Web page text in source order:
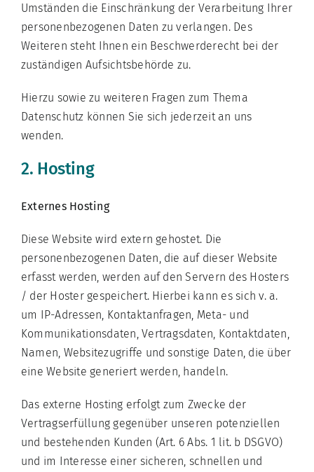
Umständen die Einschränkung der Verarbeitung Ihrer
personenbezogenen Daten zu verlangen. Des
Weiteren steht Ihnen ein Beschwerderecht bei der
zuständigen Aufsichtsbehörde zu.
Hierzu sowie zu weiteren Fragen zum Thema
Datenschutz können Sie sich jederzeit an uns
wenden.
2. Hosting
Externes Hosting
Diese Website wird extern gehostet. Die
personenbezogenen Daten, die auf dieser Website
erfasst werden, werden auf den Servern des Hosters
/ der Hoster gespeichert. Hierbei kann es sich v. a.
um IP-Adressen, Kontaktanfragen, Meta- und
Kommunikationsdaten, Vertragsdaten, Kontaktdaten,
Namen, Websitezugriffe und sonstige Daten, die über
eine Website generiert werden, handeln.
Das externe Hosting erfolgt zum Zwecke der
Vertragserfüllung gegenüber unseren potenziellen
und bestehenden Kunden (Art. 6 Abs. 1 lit. b DSGVO)
und im Interesse einer sicheren, schnellen und